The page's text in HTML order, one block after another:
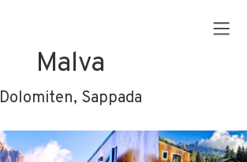
Malva
Dolomiten, Sappada